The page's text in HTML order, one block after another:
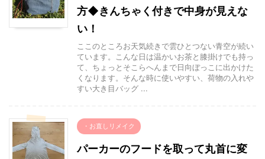
方◆きんちゃく付きで中身が見えな
い！
ここのところお天気続きで雲ひとつない青空が続い
ています。こんな日は温かいお茶と膝掛けでも持っ
て、ちょっとそこらへんまで日向ぼっこに出かけた
くなります。そんな時に使いやすい、荷物の入れや
すい大き目バッグ ...
・お直しリメイク
パーカーのフードを取って丸首に変